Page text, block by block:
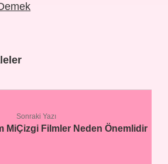
Mi
Sonraki Yazı
Çizgi Filmler Neden Önemlidir